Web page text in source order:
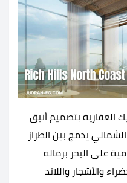
العقارية بتصميم أنيق
يدمج بين الطراز
على البحر برماله
والأشجار واللاند